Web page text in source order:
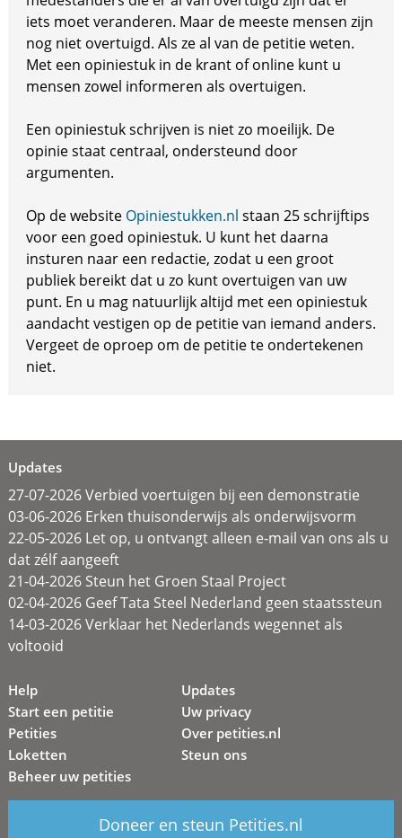
iets moet veranderen. Maar de meeste mensen zijn
nog niet overtuigd. Als ze al van de petitie weten.
Met een opiniestuk in de krant of online kunt u
mensen zowel informeren als overtuigen.
Een opiniestuk schrijven is niet zo moeilijk. De
opinie staat centraal, ondersteund door
argumenten.
Op de website Opiniestukken.nl staan 25 schrijftips
voor een goed opiniestuk. U kunt het daarna
insturen naar een redactie, zodat u een groot
publiek bereikt dat u zo kunt overtuigen van uw
punt. En u mag natuurlijk altijd met een opiniestuk
aandacht vestigen op de petitie van iemand anders.
Vergeet de oproep om de petitie te ondertekenen
niet.
Updates
27-07-2026 Verbied voertuigen bij een demonstratie
03-06-2026 Erken thuisonderwijs als onderwijsvorm
22-05-2026 Let op, u ontvangt alleen e-mail van ons als u
dat zélf aangeeft
21-04-2026 Steun het Groen Staal Project
02-04-2026 Geef Tata Steel Nederland geen staatssteun
14-03-2026 Verklaar het Nederlands wegennet als
voltooid
Help
Start een petitie
Petities
Loketten
Beheer uw petities
Updates
Uw privacy
Over petities.nl
Steun ons
Doneer en steun Petities.nl